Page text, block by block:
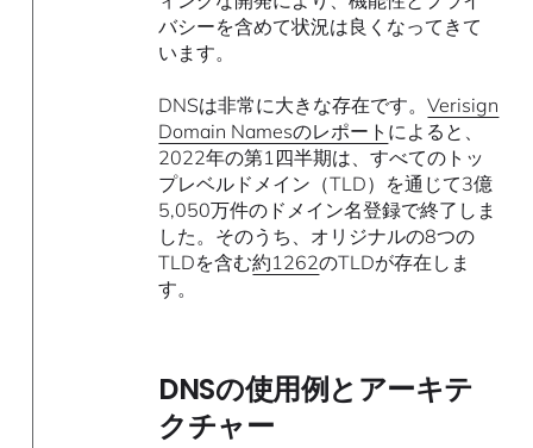
バシーを含めて状況は良くなってきて
います。
DNSは非常に大きな存在です。Verisign
Domain Namesのレポート によると、
2022年の第1四半期は、すべてのトッ
プレベルドメイン（TLD）を通じて3億
5,050万件のドメイン名登録で終了しま
した。そのうち、オリジナルの8つの
TLDを含む約1262のTLDが存在しま
す。
DNSの使用例とアーキテ
クチャー